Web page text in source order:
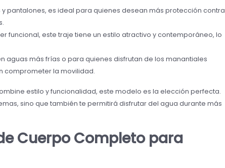
y pantalones, es ideal para quienes desean más protección contra
funcional, este traje tiene un estilo atractivo y contemporáneo, lo
aguas más frías o para quienes disfrutan de los manantiales
comprometer la movilidad.
estilo y funcionalidad, este modelo es la elección perfecta.
sino que también te permitirá disfrutar del agua durante más
Cuerpo Completo para